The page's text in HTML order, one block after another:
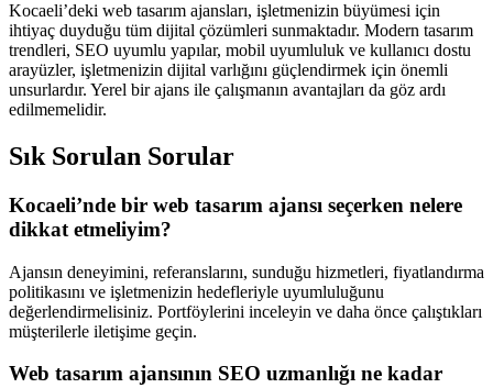
Kocaeli’deki web tasarım ajansları, işletmenizin büyümesi için
ihtiyaç duyduğu tüm dijital çözümleri sunmaktadır. Modern tasarım
trendleri, SEO uyumlu yapılar, mobil uyumluluk ve kullanıcı dostu
arayüzler, işletmenizin dijital varlığını güçlendirmek için önemli
unsurlardır. Yerel bir ajans ile çalışmanın avantajları da göz ardı
edilmemelidir.
Sık Sorulan Sorular
Kocaeli’nde bir web tasarım ajansı seçerken nelere
dikkat etmeliyim?
Ajansın deneyimini, referanslarını, sunduğu hizmetleri, fiyatlandırma
politikasını ve işletmenizin hedefleriyle uyumluluğunu
değerlendirmelisiniz. Portföylerini inceleyin ve daha önce çalıştıkları
müşterilerle iletişime geçin.
Web tasarım ajansının SEO uzmanlığı ne kadar